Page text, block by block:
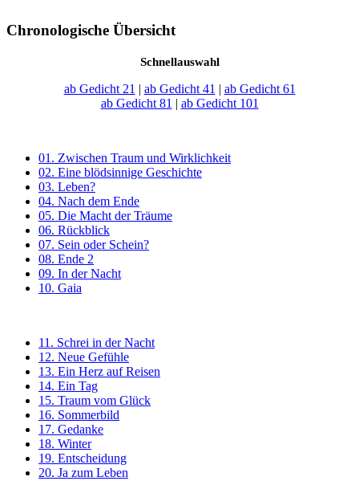
Chronologische Übersicht
Schnellauswahl
ab Gedicht 21 | ab Gedicht 41 | ab Gedicht 61
ab Gedicht 81 | ab Gedicht 101
01. Zwischen Traum und Wirklichkeit
02. Eine blödsinnige Geschichte
03. Leben?
04. Nach dem Ende
05. Die Macht der Träume
06. Rückblick
07. Sein oder Schein?
08. Ende 2
09. In der Nacht
10. Gaia
11. Schrei in der Nacht
12. Neue Gefühle
13. Ein Herz auf Reisen
14. Ein Tag
15. Traum vom Glück
16. Sommerbild
17. Gedanke
18. Winter
19. Entscheidung
20. Ja zum Leben